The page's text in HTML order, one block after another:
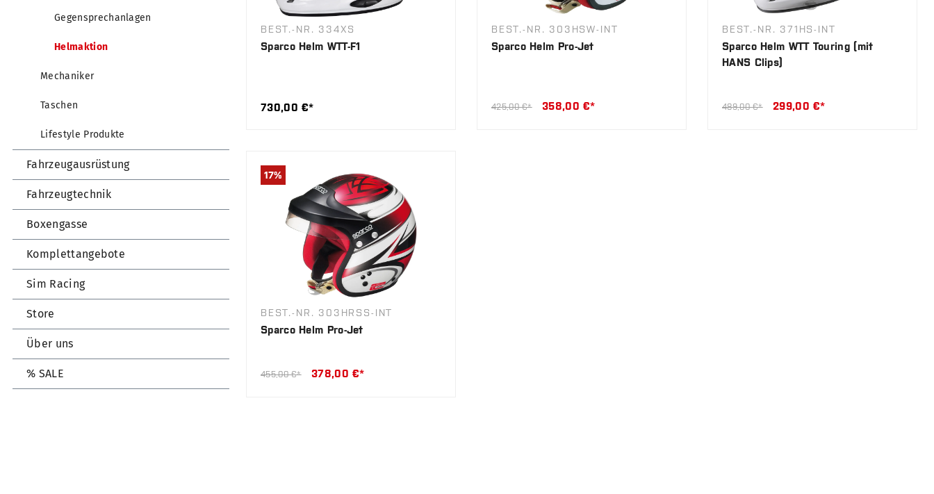
Gegensprechanlagen
Helmaktion
Mechaniker
Taschen
Lifestyle Produkte
Fahrzeugausrüstung
Fahrzeugtechnik
Boxengasse
Komplettangebote
Sim Racing
Store
Über uns
% SALE
BEST.-NR. 334XS
Sparco Helm WTT-F1
730,00 €*
BEST.-NR. 303HSW-INT
Sparco Helm Pro-Jet
425,00 €* 358,00 €*
BEST.-NR. 371HS-INT
Sparco Helm WTT Touring (mit
HANS Clips)
489,00 €* 299,00 €*
17%
BEST.-NR. 303HRSS-INT
Sparco Helm Pro-Jet
455,00 €* 378,00 €*